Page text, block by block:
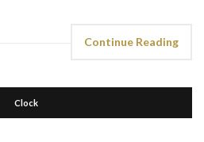
Continue Reading
Clock